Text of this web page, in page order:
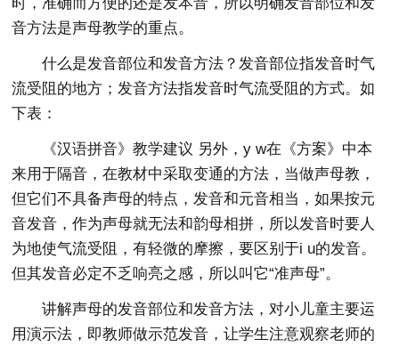
音方法是声母教学的重点。
什么是发音部位和发音方法？发音部位指发音时气
流受阻的地方；发音方法指发音时气流受阻的方式。如
下表：
《汉语拼音》教学建议 另外，y w在《方案》中本
来用于隔音，在教材中采取变通的方法，当做声母教，
但它们不具备声母的特点，发音和元音相当，如果按元
音发音，作为声母就无法和韵母相拼，所以发音时要人
为地使气流受阻，有轻微的摩擦，要区别于i u的发音。
但其发音必定不乏响亮之感，所以叫它“准声母”。
讲解声母的发音部位和发音方法，对小儿童主要运
用演示法，即教师做示范发音，让学生注意观察老师的